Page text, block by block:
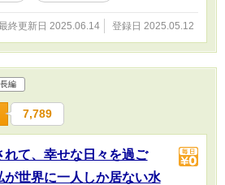
終更新日 2025.06.14 登録日 2025.05.12
長編
7,789
れて、幸せな日々を過ご
世界に一人しか居ない水